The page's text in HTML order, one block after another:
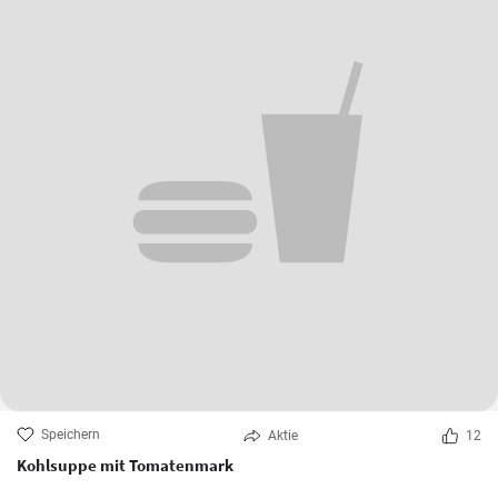
Speichern Aktie 12
Kohlsuppe mit Tomatenmark